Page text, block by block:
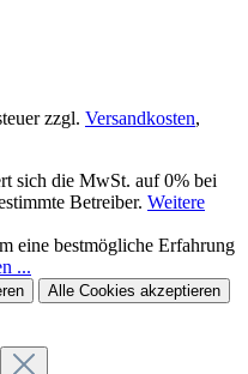
zzgl. Versandkosten,
sich die MwSt. auf 0% bei
Betreiber. Weitere
eine bestmögliche Erfahrung
...
Alle Cookies akzeptieren